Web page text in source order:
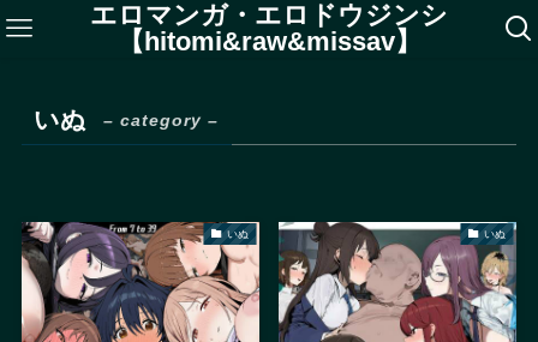
エロマンガ・エロドウジンシ
【hitomi&raw&missav】
いぬ – category –
いぬ いぬ